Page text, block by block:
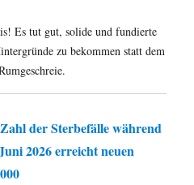
Es tut gut, solide und fundierte
zu bekommen statt dem
der Sterbefälle während
2026 erreicht neuen